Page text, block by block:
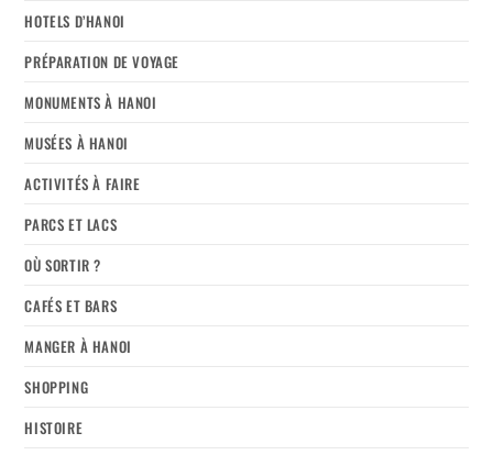
HOTELS D’HANOI
PRÉPARATION DE VOYAGE
MONUMENTS À HANOI
MUSÉES À HANOI
ACTIVITÉS À FAIRE
PARCS ET LACS
OÙ SORTIR ?
CAFÉS ET BARS
MANGER À HANOI
SHOPPING
HISTOIRE